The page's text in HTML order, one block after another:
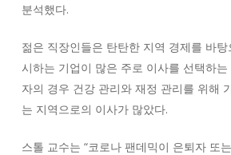
분석했다.
젊은 직장인들은 탄탄한 지역 경제를 바
시하는 기업이 많은 주로 이사를 선택하
자의 경우 건강 관리와 재정 관리를 위해
는 지역으로의 이사가 많았다.
스톨 교수는 “코로나 팬데믹이 은퇴자 또